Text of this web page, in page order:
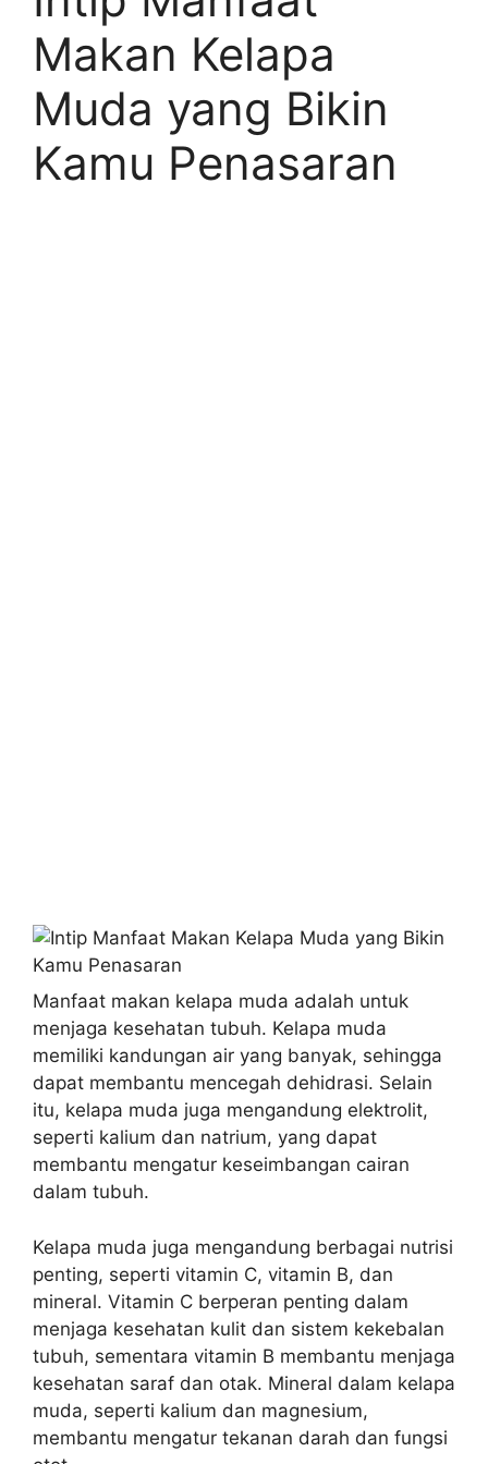
Makan Kelapa
Muda yang Bikin
Kamu Penasaran
Manfaat makan kelapa muda adalah untuk
menjaga kesehatan tubuh. Kelapa muda
memiliki kandungan air yang banyak, sehingga
dapat membantu mencegah dehidrasi. Selain
itu, kelapa muda juga mengandung elektrolit,
seperti kalium dan natrium, yang dapat
membantu mengatur keseimbangan cairan
dalam tubuh.
Kelapa muda juga mengandung berbagai nutrisi
penting, seperti vitamin C, vitamin B, dan
mineral. Vitamin C berperan penting dalam
menjaga kesehatan kulit dan sistem kekebalan
tubuh, sementara vitamin B membantu menjaga
kesehatan saraf dan otak. Mineral dalam kelapa
muda, seperti kalium dan magnesium,
membantu mengatur tekanan darah dan fungsi